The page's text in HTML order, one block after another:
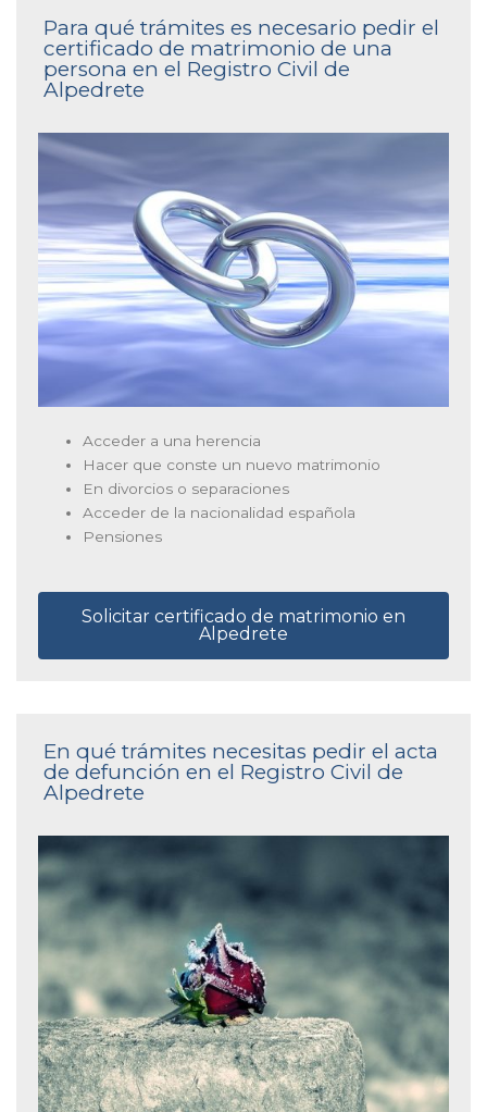
Para qué trámites es necesario pedir el
certificado de matrimonio de una
persona en el Registro Civil de
Alpedrete
Acceder a una herencia
Hacer que conste un nuevo matrimonio
En divorcios o separaciones
Acceder de la nacionalidad española
Pensiones
Solicitar certificado de matrimonio en
Alpedrete
En qué trámites necesitas pedir el acta
de defunción en el Registro Civil de
Alpedrete